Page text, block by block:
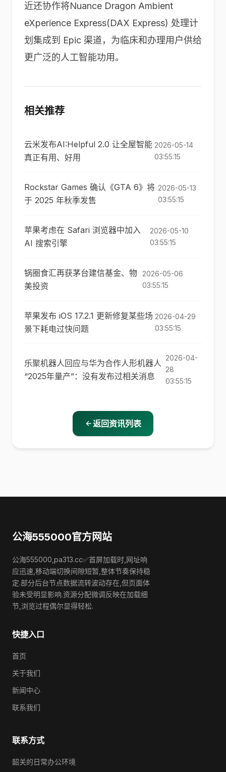
近还协作将Nuance Dragon Ambient
eXperience Express(DAX Express) 处理计
划集成到 Epic 渠道，为临床和办理用户供给
更广泛的人工智能功用。
相关推荐
云米发布AI:Helpful 2.0 让全屋智能
真正有用、好用
2026-05-14
03:55:15
Rockstar Games 确认《GTA 6》将
于 2025 年秋季发售
2026-05-13
03:55:15
苹果考虑在 Safari 浏览器中加入
AI 搜索引擎
2026-05-10
03:55:15
锅圈食汇再获茅台建信基金、物
美投资
2026-05-06
03:55:15
苹果发布 iOS 17.2.1 更新修复某些场
景下耗电过快问题
2026-04-29
03:55:15
乐聚机器人回应与华为合作人形机器人
“2025年量产”：没有发布过相关消息
2026-04-
28
03:55:15
返回资讯列表
公海555000官方网站
公海555000,pa313.cc✅首屏加载时,网址响
应迅速,移动端切换间隙短暂,整体节奏保持稳
定.部分后台节点数据流转波动存在,但页面体
验未受明显影响.资源分配微调反映在加载细
节,浏览过程偶尔显得轻松.
快捷入口
首页
关于我们
新闻中心
联系我们
联系方式
韶关的日常办公环境